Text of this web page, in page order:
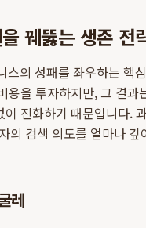
꿰뚫는 생존 전
의 성패를 좌우하는 핵
을 투자하지만, 그 결과
이 진화하기 때문입니다.
검색 의도를 얼마나
레